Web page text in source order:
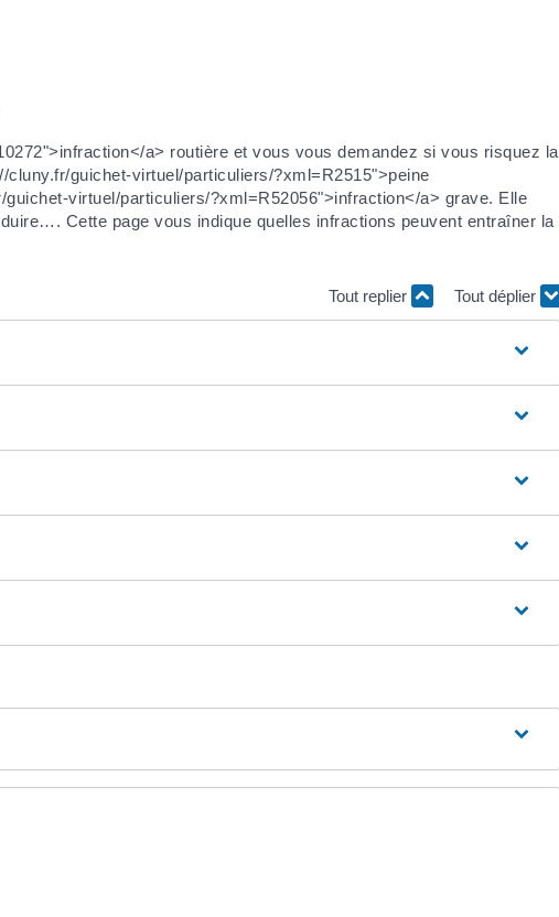
a> routière et vous vous demandez si vous risquez la
guichet-virtuel/particuliers/?xml=R2515">peine
virtuel/particuliers/?xml=R52056">infraction</a> grave. Elle
Cette page vous indique quelles infractions peuvent entraîner la
Tout replier Tout déplier